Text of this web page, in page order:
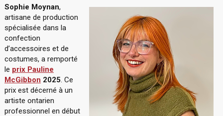
Sophie Moynan,
artisane de production
spécialisée dans la
confection
d’accessoires et de
costumes, a remporté
le prix Pauline
McGibbon 2025. Ce
prix est décerné à un
artiste ontarien
professionnel en début